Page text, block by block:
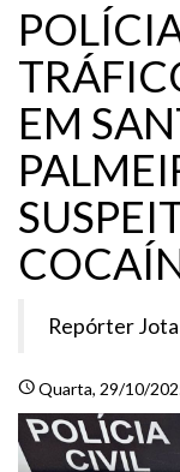
EM
Repórter
scheduleQuarta, 29/10/